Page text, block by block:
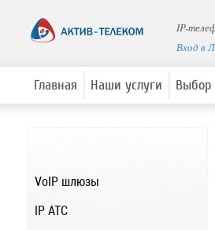
IP-
Вход в
Главная Наши услуги Выбор
VoIP шлюзы
IP ATC